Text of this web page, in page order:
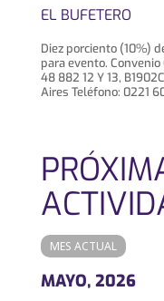
EL BUFETERO
Diez porciento (10%)
para evento. Convenio
48 882 12 Y 13,
Aires Teléfono: 0221
MES ACTUAL
MAYO, 2026